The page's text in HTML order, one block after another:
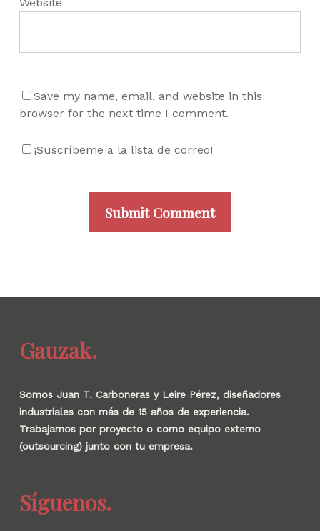
Save my name, email, and website in this
browser for the next time I comment.
¡Suscríbeme a la lista de correo!
Gauzak.
Somos Juan T. Carboneras y Leire Pérez, diseñadores
industriales con más de 15 años de experiencia.
Trabajamos por proyecto o como equipo externo
(outsourcing) junto con tu empresa.
Síguenos.